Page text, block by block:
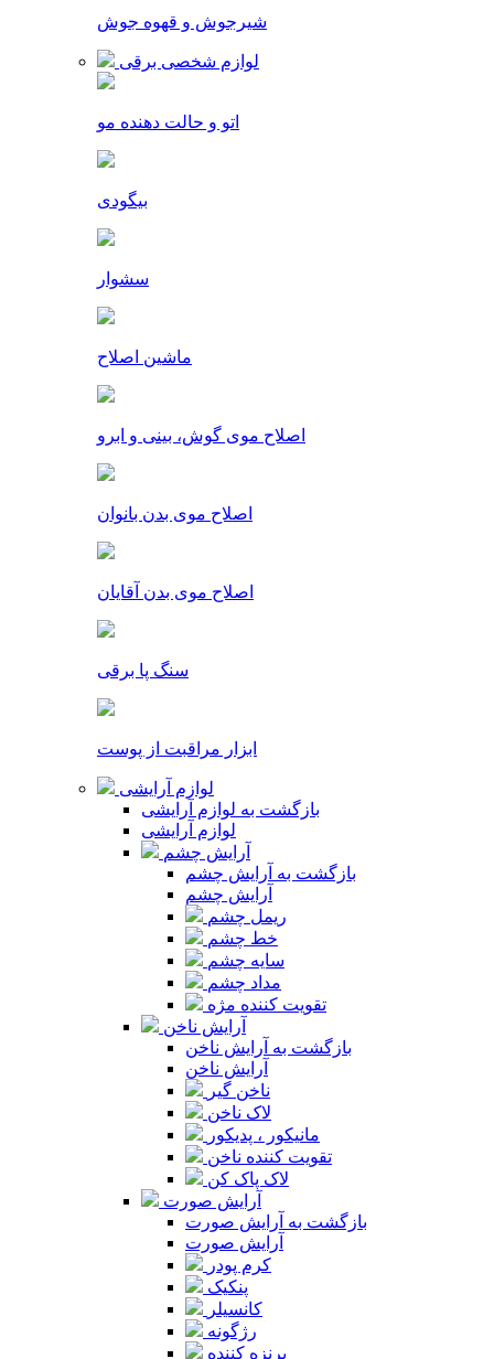
شیرجوش و قهوه جوش
لوازم شخصی برقی
اتو و حالت دهنده مو
بیگودی
سشوار
ماشین اصلاح
اصلاح موی گوش، بینی و ابرو
اصلاح موی بدن بانوان
اصلاح موی بدن آقایان
سنگ پا برقی
ابزار مراقبت از پوست
لوازم آرایشی
بازگشت به لوازم آرایشی
لوازم آرایشی
آرایش چشم
بازگشت به آرایش چشم
آرایش چشم
ریمل چشم
خط چشم
سایه چشم
مداد چشم
تقویت کننده مژه
آرایش ناخن
بازگشت به آرایش ناخن
آرایش ناخن
ناخن گیر
لاک ناخن
مانیکور ، پدیکور
تقویت کننده ناخن
لاک پاک کن
آرایش صورت
بازگشت به آرایش صورت
آرایش صورت
کرم پودر
پنکیک
کانسیلر
رژگونه
برنزه کننده